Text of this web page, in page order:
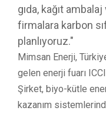
gıda, kağıt
firmalara karbon
planlıyoruz."
Mimsan Enerji,
gelen enerji fuarı
Şirket, biyo-kütle
kazanım